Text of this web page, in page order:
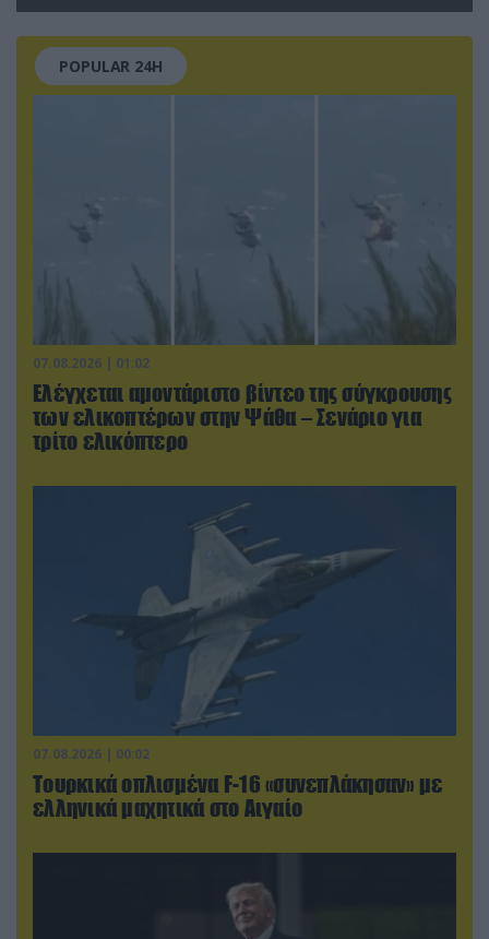
POPULAR 24H
07.08.2026 | 01:02
Ελέγχεται αμοντάριστο βίντεο της σύγκρουσης
των ελικοπτέρων στην Ψάθα – Σενάριο για
τρίτο ελικόπτερο
07.08.2026 | 00:02
Τουρκικά οπλισμένα F-16 «συνεπλάκησαν» με
ελληνικά μαχητικά στο Αιγαίο